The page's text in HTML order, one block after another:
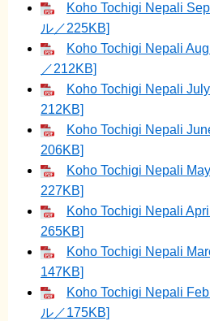
Koho Tochigi Nepali
ル／225KB]
Koho Tochigi Nepali
／212KB]
Koho Tochigi Nepali
212KB]
Koho Tochigi Nepali
206KB]
Koho Tochigi Nepali
227KB]
Koho Tochigi Nepali
265KB]
Koho Tochigi Nepali
147KB]
Koho Tochigi Nepali
ル／175KB]